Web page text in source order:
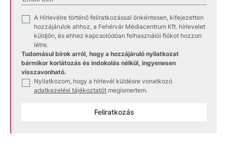
A Hírlevélre történő feliratkozással önkéntesen, kifejezetten
hozzájárulok ahhoz, a Fehérvár Médiacentrum Kft. hírlevelet
küldjön, és ehhez kapcsolódóan felhasználói fiókot hozzon
létre.
Tudomásul bírok arról, hogy a hozzájáruló nyilatkozat
bármikor korlátozás és indokolás nélkül, ingyenesen
visszavonható.
Nyilatkozom, hogy a hírlevél küldésre vonatkozó
adatkezelési tájékoztatót megismertem.
Feliratkozás